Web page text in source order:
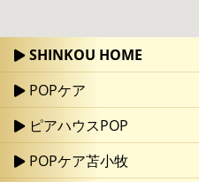
SHINKOU HOME
POPケア
ピアハウスPOP
POPケア苫小牧